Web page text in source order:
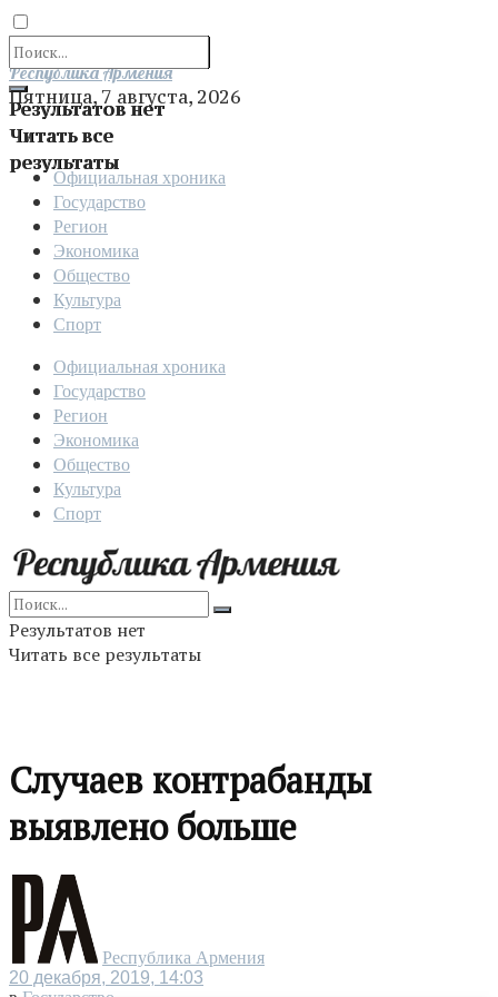
Результатов нет
Читать все
результаты
Отправить
Республика Армения
Пятница, 7 августа, 2026
Официальная хроника
Государство
Регион
Экономика
Общество
Культура
Спорт
Официальная хроника
Государство
Регион
Экономика
Общество
Культура
Спорт
Результатов нет
Читать все результаты
Случаев контрабанды
выявлено больше
Республика Армения
20 декабря, 2019, 14:03